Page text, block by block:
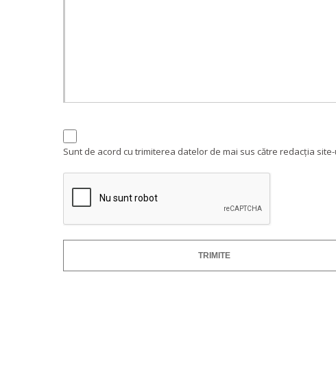
Sunt de acord cu trimiterea datelor de mai sus către redacția